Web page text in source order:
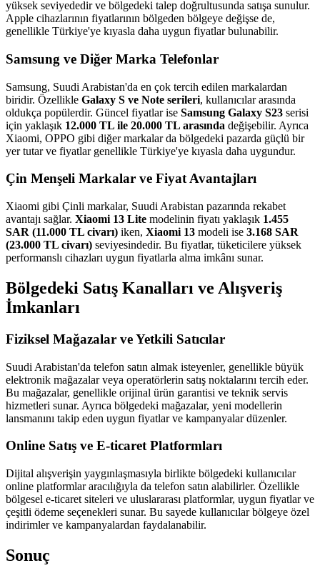
yüksek seviyededir ve bölgedeki talep doğrultusunda satışa sunulur.
Apple cihazlarının fiyatlarının bölgeden bölgeye değişse de,
genellikle Türkiye'ye kıyasla daha uygun fiyatlar bulunabilir.
Samsung ve Diğer Marka Telefonlar
Samsung, Suudi Arabistan'da en çok tercih edilen markalardan
biridir. Özellikle Galaxy S ve Note serileri, kullanıcılar arasında
oldukça popülerdir. Güncel fiyatlar ise Samsung Galaxy S23 serisi
için yaklaşık 12.000 TL ile 20.000 TL arasında değişebilir. Ayrıca
Xiaomi, OPPO gibi diğer markalar da bölgedeki pazarda güçlü bir
yer tutar ve fiyatlar genellikle Türkiye'ye kıyasla daha uygundur.
Çin Menşeli Markalar ve Fiyat Avantajları
Xiaomi gibi Çinli markalar, Suudi Arabistan pazarında rekabet
avantajı sağlar. Xiaomi 13 Lite modelinin fiyatı yaklaşık 1.455
SAR (11.000 TL civarı) iken, Xiaomi 13 modeli ise 3.168 SAR
(23.000 TL civarı) seviyesindedir. Bu fiyatlar, tüketicilere yüksek
performanslı cihazları uygun fiyatlarla alma imkânı sunar.
Bölgedeki Satış Kanalları ve Alışveriş
İmkanları
Fiziksel Mağazalar ve Yetkili Satıcılar
Suudi Arabistan'da telefon satın almak isteyenler, genellikle büyük
elektronik mağazalar veya operatörlerin satış noktalarını tercih eder.
Bu mağazalar, genellikle orijinal ürün garantisi ve teknik servis
hizmetleri sunar. Ayrıca bölgedeki mağazalar, yeni modellerin
lansmanını takip eden uygun fiyatlar ve kampanyalar düzenler.
Online Satış ve E-ticaret Platformları
Dijital alışverişin yaygınlaşmasıyla birlikte bölgedeki kullanıcılar
online platformlar aracılığıyla da telefon satın alabilirler. Özellikle
bölgesel e-ticaret siteleri ve uluslararası platformlar, uygun fiyatlar ve
çeşitli ödeme seçenekleri sunar. Bu sayede kullanıcılar bölgeye özel
indirimler ve kampanyalardan faydalanabilir.
Sonuç